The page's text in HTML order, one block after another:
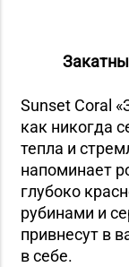
Sunset Coral
как никогда
тепла и
напоминает
глубоко
рубинами и
привнесут в
в себе.